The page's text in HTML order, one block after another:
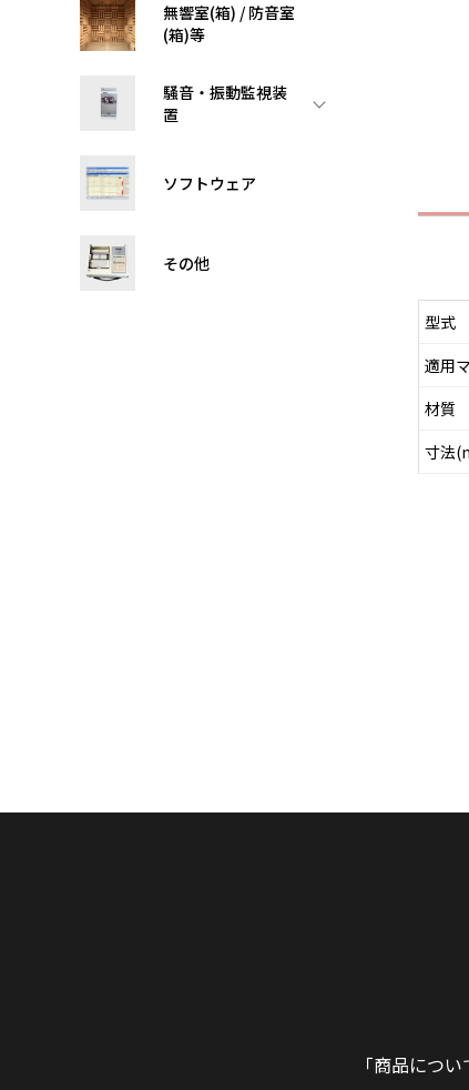
無響室(箱) / 防音室
(箱)等
騒音・振動監視装
置
ソフトウェア
その他
型式
適用
材質
寸法
「商品につ